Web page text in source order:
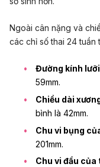
Ngoài cân nặng và
các chỉ số thai 24 tuần
Đường kính
59mm.
Chiều dài
bình là 42mm.
Chu vi bụng
201mm.
Chu vi đầu của